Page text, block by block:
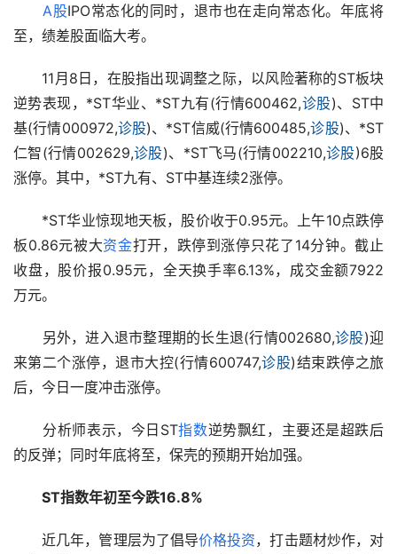
A股IPO常态化的同时，退市也在走向常态化。年底将
至，绩差股面临大考。
11月8日，在股指出现调整之际，以风险著称的ST板块
逆势表现，*ST华业、*ST九有(行情600462,诊股)、ST中
基(行情000972,诊股)、*ST信威(行情600485,诊股)、*ST
仁智(行情002629,诊股)、*ST飞马(行情002210,诊股)6股
涨停。其中，*ST九有、ST中基连续2涨停。
*ST华业惊现地天板，股价收于0.95元。上午10点跌停
板0.86元被大资金打开，跌停到涨停只花了14分钟。截止
收盘，股价报0.95元，全天换手率6.13%，成交金额7922
万元。
另外，进入退市整理期的长生退(行情002680,诊股)迎
来第二个涨停，退市大控(行情600747,诊股)结束跌停之旅
后，今日一度冲击涨停。
分析师表示，今日ST指数逆势飘红，主要还是超跌后
的反弹；同时年底将至，保壳的预期开始加强。
ST指数年初至今跌16.8%
近几年，管理层为了倡导价格投资，打击题材炒作，对